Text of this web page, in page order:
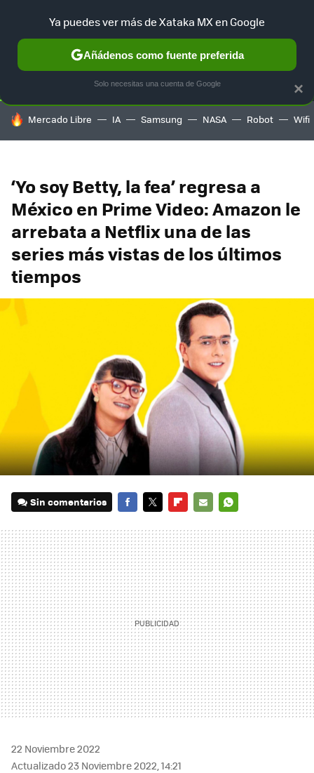
SELECCIÓN GAMING HOME AUTO TERRITORIO
HOY SE HABLA DE
Mercado Libre IA Samsung NASA Robot Wifi
‘Yo soy Betty, la fea’ regresa a
México en Prime Video: Amazon le
arrebata a Netflix una de las
series más vistas de los últimos
tiempos
Sin comentarios
MAIL
22 Noviembre 2022
Actualizado 23 Noviembre 2022, 14:21
×
Ya puedes ver más de Xataka MX en Google
Añádenos como fuente preferida
Solo necesitas una cuenta de Google